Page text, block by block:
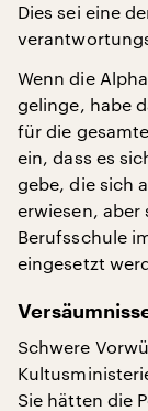
Dies sei eine
Wenn die
gelinge, habe
für die
ein, dass es
gebe, die sich
erwiesen, aber
Berufsschule
eingesetzt
Schwere
Sie hätten die